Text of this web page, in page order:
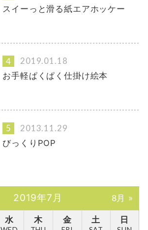
スイーっと滑る紙エアホッケー
2019.01.18
お手軽ぱくぱく仕掛け絵本
2013.11.29
びっくりPOP
2019年7月 8月 »
水 木 金 土 日